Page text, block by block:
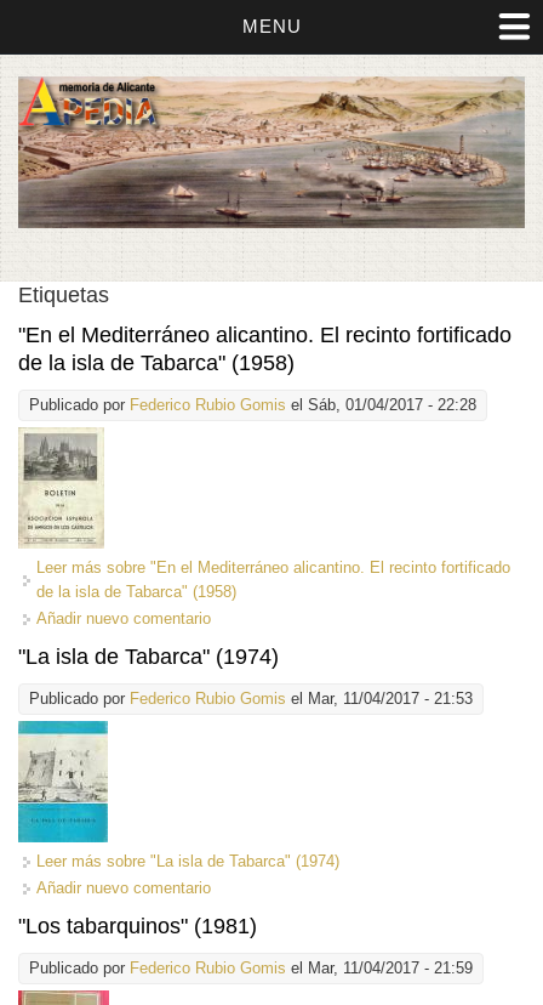
MENU
Etiquetas
"En el Mediterráneo alicantino. El recinto fortificado
de la isla de Tabarca" (1958)
Publicado por Federico Rubio Gomis el Sáb, 01/04/2017 - 22:28
Leer más sobre "En el Mediterráneo alicantino. El recinto fortificado
de la isla de Tabarca" (1958)
Añadir nuevo comentario
"La isla de Tabarca" (1974)
Publicado por Federico Rubio Gomis el Mar, 11/04/2017 - 21:53
Leer más sobre "La isla de Tabarca" (1974)
Añadir nuevo comentario
"Los tabarquinos" (1981)
Publicado por Federico Rubio Gomis el Mar, 11/04/2017 - 21:59